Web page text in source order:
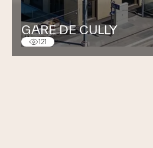
GARE DE CULLY
121